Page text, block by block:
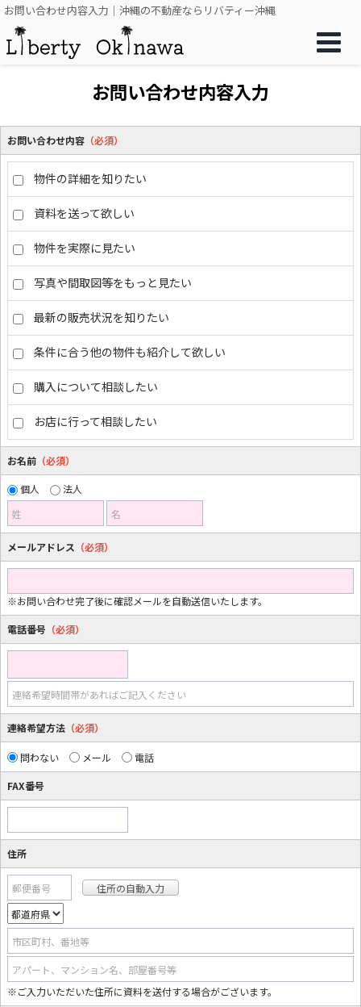
お問い合わせ内容入力｜沖縄の不動産ならリバティー沖縄
お問い合わせ内容入力
お問い合わせ内容 （必須）
物件の詳細を知りたい
資料を送って欲しい
物件を実際に見たい
写真や間取図等をもっと見たい
最新の販売状況を知りたい
条件に合う他の物件も紹介して欲しい
購入について相談したい
お店に行って相談したい
お名前 （必須）
個人
法人
姓
名
メールアドレス （必須）
※お問い合わせ完了後に確認メールを自動送信いたします。
電話番号 （必須）
連絡希望時間帯があればご記入ください
連絡希望方法 （必須）
問わない メール 電話
FAX番号
住所
郵便番号
市区町村、番地等
アパート、マンション名、部屋番号等
※ご入力いただいた住所に資料を送付する場合がございます。